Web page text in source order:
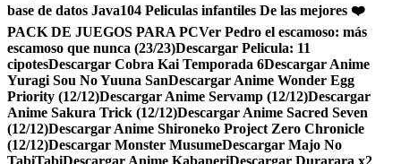
base de datos Java104 Peliculas infantiles De las mejores ❤️
PACK DE JUEGOS PARA PCVer Pedro el escamoso: más
escamoso que nunca (23/23)Descargar Pelicula: 11
cipotesDescargar Cobra Kai Temporada 6Descargar Anime
Yuragi Sou No Yuuna SanDescargar Anime Wonder Egg
Priority (12/12)Descargar Anime Servamp (12/12)Descargar
Anime Sakura Trick (12/12)Descargar Anime Sacred Seven
(12/12)Descargar Anime Shironeko Project Zero Chronicle
(12/12)Descargar Monster MusumeDescargar Majo No
TabiTabiDescargar Anime KabaneriDescargar Durarara x2